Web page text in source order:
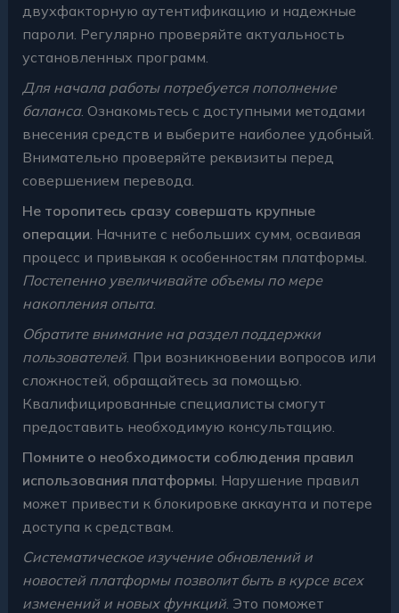
двухфакторную аутентификацию и надежные
пароли. Регулярно проверяйте актуальность
установленных программ.
Для начала работы потребуется пополнение
баланса. Ознакомьтесь с доступными методами
внесения средств и выберите наиболее удобный.
Внимательно проверяйте реквизиты перед
совершением перевода.
Не торопитесь сразу совершать крупные
операции . Начните с небольших сумм, осваивая
процесс и привыкая к особенностям платформы.
Постепенно увеличивайте объемы по мере
накопления опыта.
Обратите внимание на раздел поддержки
пользователей. При возникновении вопросов или
сложностей, обращайтесь за помощью.
Квалифицированные специалисты смогут
предоставить необходимую консультацию.
Помните о необходимости соблюдения правил
использования платформы . Нарушение правил
может привести к блокировке аккаунта и потере
доступа к средствам.
Систематическое изучение обновлений и
новостей платформы позволит быть в курсе всех
изменений и новых функций. Это поможет